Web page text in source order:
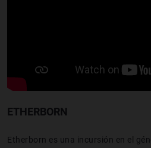
ETHERBORN
Etherborn es una incursión en el